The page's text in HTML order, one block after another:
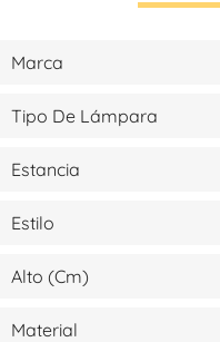
Marca
Tipo De Lámpara
Estancia
Estilo
Alto (cm)
Material